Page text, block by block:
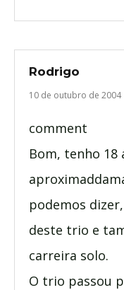
Rodrigo
10 de outubro de 2004
comment
Bom, tenho 18
podemos
deste trio e
carreira solo.
O trio passou